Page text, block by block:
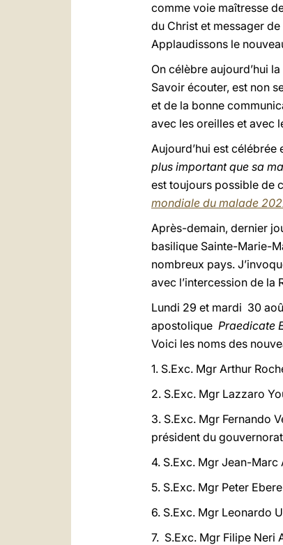
comme voie maîtresse
du Christ et messager
Applaudissons le
On célèbre aujourd’hui
Savoir écouter, est non
et de la bonne
avec les oreilles et avec
Aujourd’hui est célébrée
plus important que sa
est toujours possible de
mondiale du malade
Après-demain, dernier
basilique Sainte-Marie-
nombreux pays.
avec l’intercession de la
Lundi 29 et mardi 30
apostolique Praedicate
Voici les noms des
1. S.Exc. Mgr Arthur
2. S.Exc. Mgr Lazzaro
3. S.Exc. Mgr Fernando
président du
4. S.Exc. Mgr Jean-
5. S.Exc. Mgr Peter
6. S.Exc. Mgr Leonardo
7. S.Exc. Mgr Filipe Neri